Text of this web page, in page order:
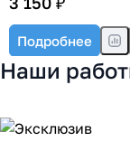
Подробнее
Наши